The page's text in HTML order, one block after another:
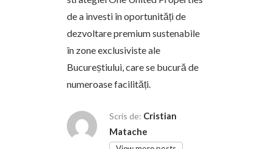
de a investi în oportunități de
dezvoltare premium sustenabile
în zone exclusiviste ale
Bucureștiului, care se bucură de
numeroase facilități.
Scris de: Cristian
Matache